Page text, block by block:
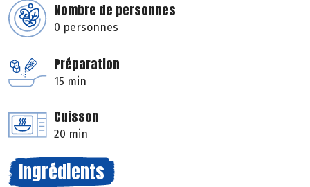
Nombre de personnes
0 personnes
Préparation
15 min
Cuisson
20 min
Ingrédients